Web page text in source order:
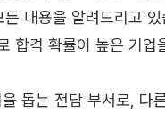
내용을 알려드리고
합격 확률이 높은 기
돕는 전담 부서로, 다